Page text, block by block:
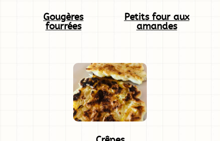
Gougères
fourrées
Petits four aux
amandes